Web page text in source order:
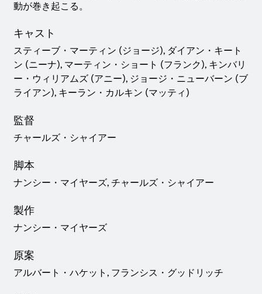
動が巻き起こる。
キャスト
スティーブ・マーティン (ジョージ), ダイアン・キート
ン (ニーナ), マーティン・ショート (フランク), キンバリ
ー・ウィリアムズ (アニー), ジョージ・ニューバーン (ブ
ライアン), キーラン・カルキン (マッティ)
監督
チャールズ・シャイアー
脚本
ナンシー・マイヤーズ, チャールズ・シャイアー
製作
ナンシー・マイヤーズ
原案
アルバート・ハケット, フランシス・グッドリッチ